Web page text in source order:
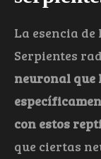
La esencia de
Serpientes
neuronal
con estos
que ciertas